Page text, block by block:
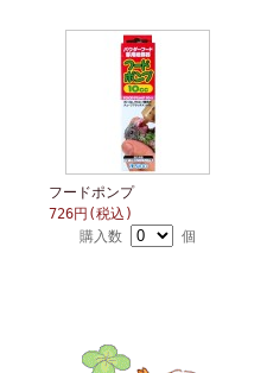
フードポンプ
726円(税込)
購入数
個